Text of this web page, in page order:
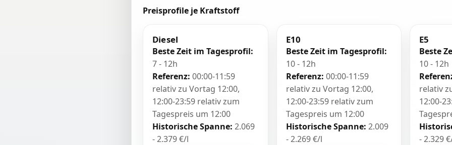
Preisprofile je Kraftstoff
Diesel
Beste Zeit im Tagesprofil:
7 - 12h
Referenz: 00:00-11:59
relativ zu Vortag 12:00,
12:00-23:59 relativ zum
Tagespreis um 12:00
Historische Spanne: 2.069
- 2.379 €/l
E10
Beste Zeit im Tagesprofil:
10 - 12h
Referenz: 00:00-11:59
relativ zu Vortag 12:00,
12:00-23:59 relativ zum
Tagespreis um 12:00
Historische Spanne: 2.009
- 2.269 €/l
E5
Beste
10 - 12h
relativ
12:00-
- 2.329